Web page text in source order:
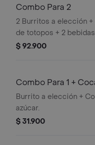
Combo Para 2
2 Burritos a elección
de totopos + 2
$ 92.900
Combo Para 1 +
Burrito a elección +
azúcar.
$ 31.900